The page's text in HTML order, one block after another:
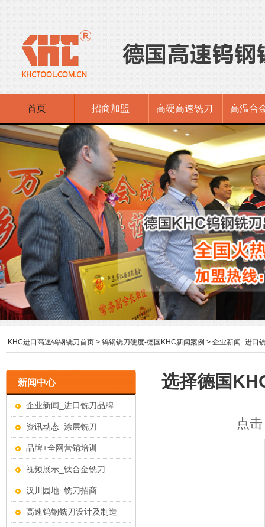
首页 招商加盟 高硬高速铣刀 高温合
KHC进口高速钨钢铣刀首页 > 钨钢铣刀硬度-德国KHC新闻案例 > 企业新闻_进口
选择德国
点
新闻中心
企业新闻_进口铣刀品牌
资讯动态_涂层铣刀
品牌+全网营销培训
视频展示_钛合金铣刀
汉川园地_铣刀招商
高速钨钢铣刀设计及制造